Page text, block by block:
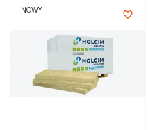
NOWY favorite_border